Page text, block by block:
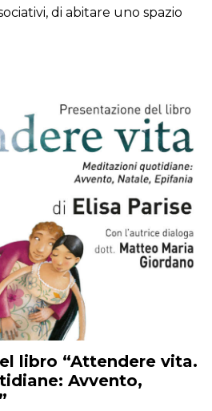
di abitare uno spazio
libro “Attendere vita.
Avvento,